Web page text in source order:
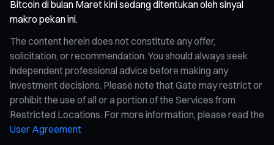
Bitcoin di bulan Maret kini sedang ditentukan oleh sinyal
makro pekan ini.
The content herein does not constitute any offer,
solicitation, or recommendation. You should always seek
independent professional advice before making any
investment decisions. Please note that Gate may restrict or
prohibit the use of all or a portion of the Services from
Restricted Locations. For more information, please read the
User Agreement